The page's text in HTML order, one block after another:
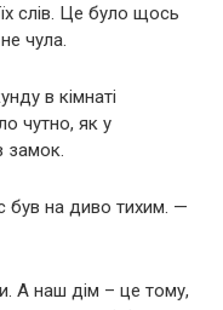
слів. Це було щось
чула.
в кімнаті
чутно, як у
замок.
був на диво тихим. —
А наш дім – це тому,